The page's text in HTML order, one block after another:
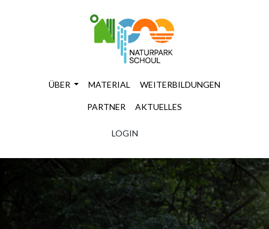
ÜBER MATERIAL WEITERBILDUNGEN
PARTNER AKTUELLES
LOGIN